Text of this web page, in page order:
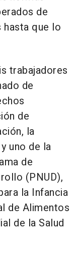
de
que lo
trabajadores
de
de
la
uno de la
de
(PNUD),
la Infancia
de Alimentos
de la Salud